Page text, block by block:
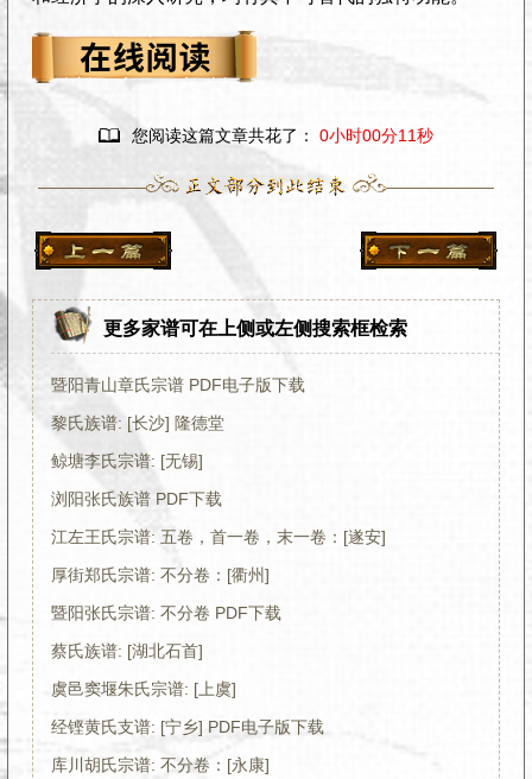
 您阅读这篇文章共花了： 0小时00分11秒
更多家谱可在上侧或左侧搜索框检索
暨阳青山章氏宗谱 PDF电子版下载
黎氏族谱: [长沙] 隆德堂
鲸塘李氏宗谱: [无锡]
浏阳张氏族谱 PDF下载
江左王氏宗谱: 五卷，首一卷，末一卷：[遂安]
厚街郑氏宗谱: 不分卷：[衢州]
暨阳张氏宗谱: 不分卷 PDF下载
蔡氏族谱: [湖北石首]
虞邑窦堰朱氏宗谱: [上虞]
经铿黄氏支谱: [宁乡] PDF电子版下载
库川胡氏宗谱: 不分卷：[永康]